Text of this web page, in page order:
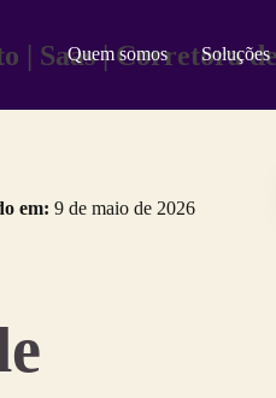
Quem somos Soluções
em: 9 de maio de 2026